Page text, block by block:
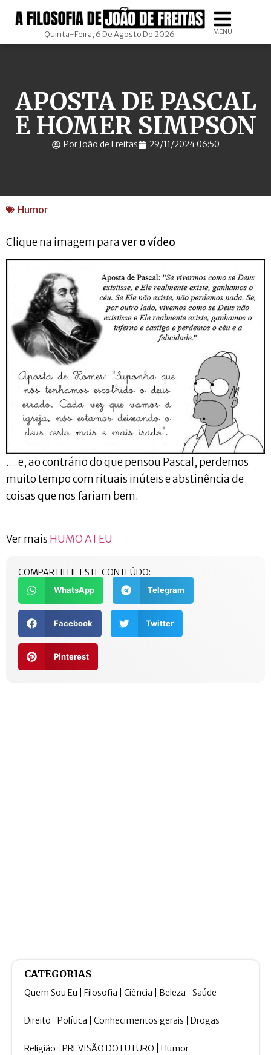
Quinta-Feira, 6 De Agosto De 2026 MENU
APOSTA DE PASCAL
E HOMER SIMPSON
Por João de Freitas 29/11/2024 06:50
Humor
Clique na imagem paraver o vídeo
… e, ao contrário do que pensou Pascal, perdemos
muito tempo com rituais inúteis e abstinência de
coisas que nos fariam bem.
Ver mais HUMO ATEU
COMPARTILHE ESTE CONTEÚDO:
WhatsApp Telegram
Facebook Twitter
Pinterest
CATEGORIAS
Quem Sou Eu Filosofia Ciência Beleza Saúde
Direito Política Conhecimentos gerais Drogas
Religião PREVISÃO DO FUTURO Humor